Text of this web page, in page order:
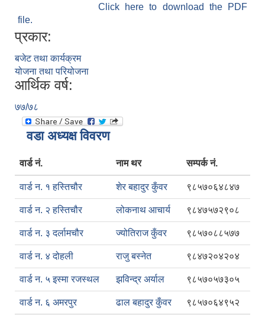
Click here to download the PDF
file.
प्रकार:
बजेट तथा कार्यक्रम
योजना तथा परियोजना
आर्थिक वर्ष:
७७/७८
वडा अध्यक्ष विवरण
वार्ड नं. नाम थर सम्पर्क नं.
वार्ड न. १ हस्तिचौर शेर बहादुर कुँवर ९८५७०६४८४७
वार्ड न. २ हस्तिचौर लोकनाथ आचार्य ९८४७५७२९०८
वार्ड न. ३ दर्लामचौर ज्योतिराज कुँवर ९८५७०८८५७७
वार्ड न. ४ दोहली राजु बस्नेत ९८४७२०४२०४
वार्ड न. ५ इस्मा रजस्थल झविन्द्र अर्याल ९८५७०५७३०५
वार्ड न. ६ अमरपुर ढाल बहादुर कुँवर ९८५७०६४९५२